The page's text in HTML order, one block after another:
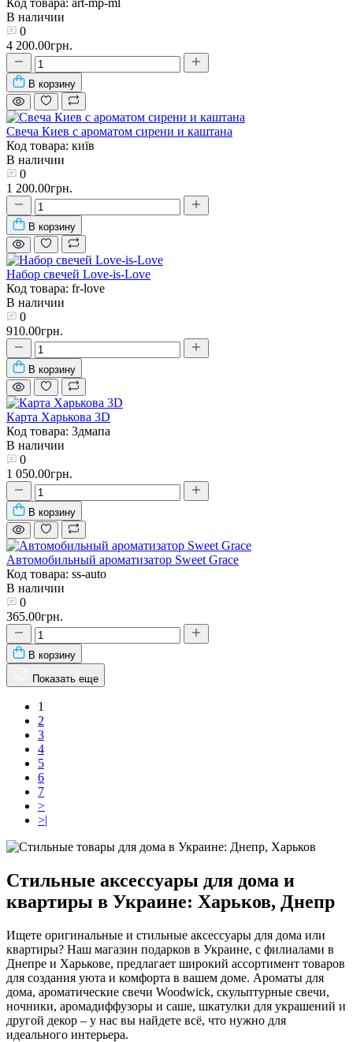
В наличии
0
4 200.00грн.
В корзину
Свеча Киев с ароматом сирени и каштана
Код товара: київ
В наличии
0
1 200.00грн.
В корзину
Набор свечей Love-is-Love
Код товара: fr-love
В наличии
0
910.00грн.
В корзину
Карта Харькова 3D
Код товара: 3дмапа
В наличии
0
1 050.00грн.
В корзину
Автомобильный ароматизатор Sweet Grace
Код товара: ss-auto
В наличии
0
365.00грн.
В корзину
Показать еще
1
2
3
4
5
6
7
>
>|
Стильные аксессуары для дома и
квартиры в Украине: Харьков, Днепр
Ищете оригинальные и стильные аксессуары для дома или
квартиры? Наш магазин подарков в Украине, с филиалами в
Днепре и Харькове, предлагает широкий ассортимент товаров
для создания уюта и комфорта в вашем доме. Ароматы для
дома, ароматические свечи Woodwick, скульптурные свечи,
ночники, аромадиффузоры и саше, шкатулки для украшений и
другой декор – у нас вы найдете всё, что нужно для
идеального интерьера.